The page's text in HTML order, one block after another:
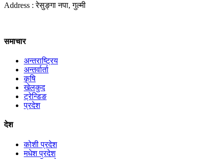
Address : रेसुङ्गा नपा, गुल्मी
समाचार
अन्तराष्ट्रिय
अन्तर्वार्ता
कृषि
खेलकुद
ट्रेन्डिङ
प्रदेश
देश
कोशी प्रदेश
मधेश प्रदेश